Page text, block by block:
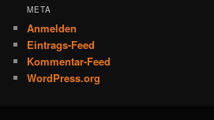
META
Anmelden
Eintrags-Feed
Kommentar-Feed
WordPress.org